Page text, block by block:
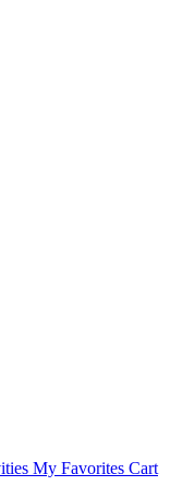
My Favorites Cart